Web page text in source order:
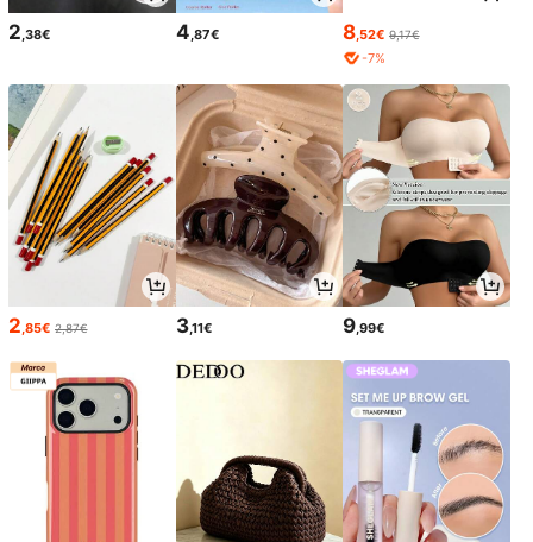
2,38€ 4,87€ 8,52€ 9,17€
-7%
2 ,85€ 2,87€ 3,11€ 9 ,99€